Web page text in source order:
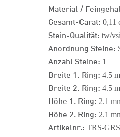
Material /
Gesamt-Carat: 0,11
Stein-Qualität: tw/vsi
Anordnung Steine:
Anzahl Steine: 1
Breite 1. Ring: 4.5
Breite 2. Ring: 4.5
Höhe 1. Ring: 2.1
Höhe 2. Ring: 2.1
Artikelnr.: TRS-